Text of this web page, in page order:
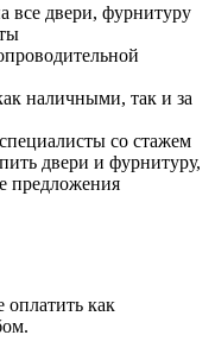
все двери, фурнитуру
наличными, так и за
со стажем
двери и фурнитуру,
предложения
как